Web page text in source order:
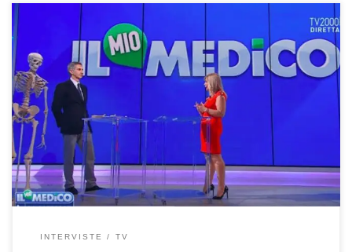
Artrosi alla spalla: dalla diagnosi alle cure – Intervista nella rubrica
“Il Mio Medico” del 30 aprile 2021 in onda su Tv2000 L’artrosi alla
spalla è stato l’argomento della mia intervista andata in onda nella
rubrica “Il Mio Medico” su Tv2000. Potete riguardare l’intervista qui.
Buona visione Ho spiegato cos’è, […]
INTERVISTE TV